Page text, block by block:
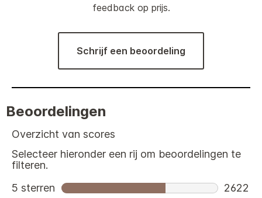
feedback op prijs.
Schrijf een beoordeling